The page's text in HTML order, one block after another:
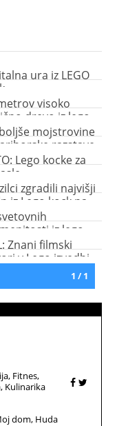
ura iz LEGO
visoko
drevo iz lego
mojstrovine
razstave
kock
Lego kocke za
zgradili najvišji
iz Lego kock na
iz lego
Znani filmski
v Lego izvedbi
1 / 1
Fitnes
Kulinarika
dom Huda